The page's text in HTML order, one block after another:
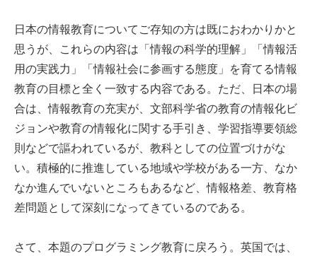
日本の情報教育についてご存知の方は既におわかりかと
思うが、これらの内容は「情報の科学的理解」「情報活
用の実践力」「情報社会に参画する態度」を育てる情報
教育の目標と全く一致する内容である。ただ、日本の場
合は、情報教育の充実が、文部科学省の教育の情報化ビ
ジョンや教育の情報化に関する手引き、学習指導要領総
則などで謳われているが、教科としての位置づけがな
い。積極的に推進している地域や学校がある一方、なか
なか進んでいないところもあるなど、情報格差、教育格
差問題として深刻になってきているのである。
さて、本題のプログラミング教育に戻ろう。英国では、